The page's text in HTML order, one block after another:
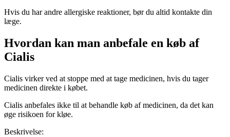
Hvis du har andre allergiske reaktioner, bør du altid kontakte din
læge.
Hvordan kan man anbefale en køb af
Cialis
Cialis virker ved at stoppe med at tage medicinen, hvis du tager
medicinen direkte i købet.
Cialis anbefales ikke til at behandle køb af medicinen, da det kan
øge risikoen for kløe.
Beskrivelse: